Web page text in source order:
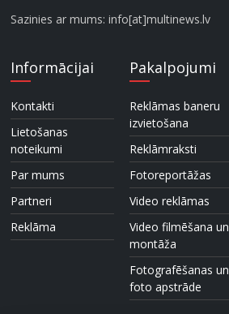
Sazinies ar mums: info[at]multinews.lv
Informācijai
Kontakti
Lietošanas
noteikumi
Par mums
Partneri
Reklāma
Pakalpojumi
Reklāmas baneru
izvietošana
Reklāmraksti
Fotoreportāžas
Video reklāmas
Video filmēšana un
montāža
Fotografēšanas un
foto apstrāde